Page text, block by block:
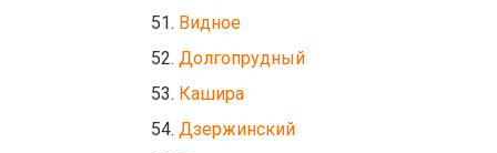
Видное
Долгопрудный
Кашира
Дзержинский